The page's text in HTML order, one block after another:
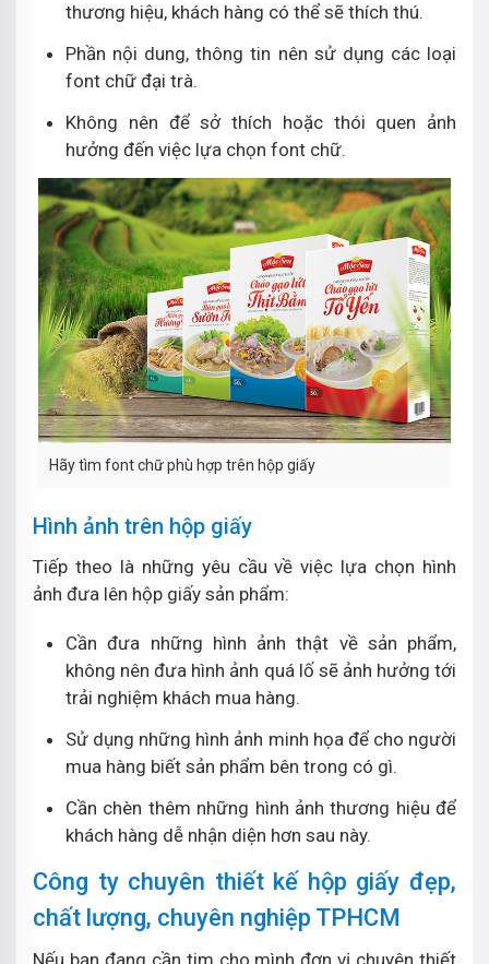
thương hiệu, khách hàng có thể sẽ thích thú.
Phần nội dung, thông tin nên sử dụng các loại
font chữ đại trà.
Không nên để sở thích hoặc thói quen ảnh
hưởng đến việc lựa chọn font chữ.
Hãy tìm font chữ phù hợp trên hộp giấy
Hình ảnh trên hộp giấy
Tiếp theo là những yêu cầu về việc lựa chọn hình
ảnh đưa lên hộp giấy sản phẩm:
Cần đưa những hình ảnh thật về sản phẩm,
không nên đưa hình ảnh quá lố sẽ ảnh hưởng tới
trải nghiệm khách mua hàng.
Sử dụng những hình ảnh minh họa để cho người
mua hàng biết sản phẩm bên trong có gì.
Cần chèn thêm những hình ảnh thương hiệu để
khách hàng dễ nhận diện hơn sau này.
Công ty chuyên thiết kế hộp giấy đẹp,
chất lượng, chuyên nghiệp TPHCM
Nếu bạn đang cần tim cho mình đơn vị chuyên thiết